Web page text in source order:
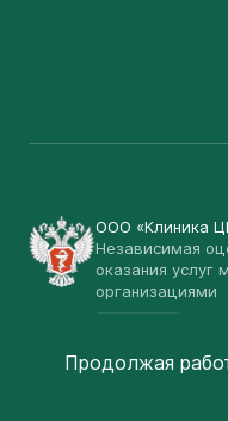
ООО «Клиника
Независимая
оказания услуг
организациями
Продолжая